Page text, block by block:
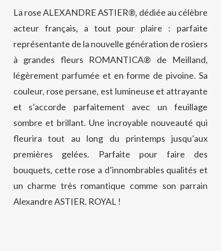
La rose ALEXANDRE ASTIER®, dédiée au célèbre
acteur français, a tout pour plaire : parfaite
représentante de la nouvelle génération de rosiers
à grandes fleurs ROMANTICA® de Meilland,
légèrement parfumée et en forme de pivoine. Sa
couleur, rose persane, est lumineuse et attrayante
et s’accorde parfaitement avec un feuillage
sombre et brillant. Une incroyable nouveauté qui
fleurira tout au long du printemps jusqu’aux
premières gelées. Parfaite pour faire des
bouquets, cette rose a d’innombrables qualités et
un charme très romantique comme son parrain
Alexandre ASTIER. ROYAL !